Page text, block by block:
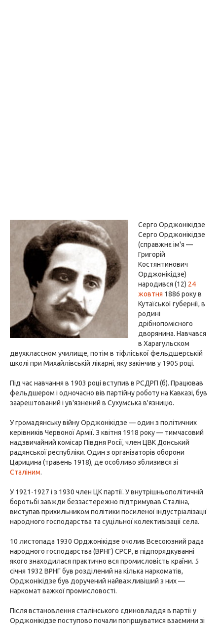
Серго Орджонікідзе
Серго Орджонікідзе
(справжнє ім'я —
Григорій
Костянтинович
Орджонікідзе)
народився (12) 24
жовтня 1886 року в
Кутаїської губернії, в
родині
дрібнопомісного
дворянина. Навчався
в Харагульском
двухклассном училище, потім в тіфліської фельдшерській
школі при Михайлівській лікарні, яку закінчив у 1905 році.
Під час навчання в 1903 році вступив в РСДРП (б). Працював
фельдшером і одночасно вів партійну роботу на Кавказі, був
заарештований і ув'язнений в Сухумська в'язницю.
У громадянську війну Орджонікідзе — один з політичних
керівників Червоної Армії. З квітня 1918 року — тимчасовий
надзвичайний комісар Півдня Росії, член ЦВК Донський
радянської республіки. Один з організаторів оборони
Царицина (травень 1918), де особливо зблизився зі
Сталіним.
У 1921-1927 і з 1930 член ЦК партії. У внутрішньополітичній
боротьбі завжди беззастережно підтримував Сталіна,
виступав прихильником політики посиленої індустріалізації
народного господарства та суцільної колективізації села.
10 листопада 1930 Орджонікідзе очолив Всесоюзний рада
народного господарства (ВРНГ) СРСР, в підпорядкуванні
якого знаходилася практично вся промисловість країни. 5
січня 1932 ВРНГ був розділений на кілька наркоматів,
Орджонікідзе був доручений найважливіший з них —
наркомат важкої промисловості.
Після встановлення сталінського єдиновладдя в партії у
Орджонікідзе поступово почали погіршуватися взаємини зі